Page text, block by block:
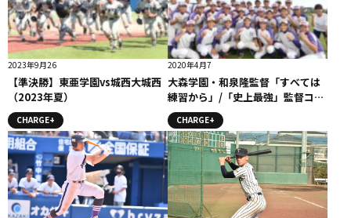
2023年9月26
【準決勝】東亜学園vs城西大城西
（2023年夏）
CHARGE+
2020年4月7
大森学園・和泉隆監督「すべては
練習から」/「史上最強」監督コメ
ント
CHARGE+